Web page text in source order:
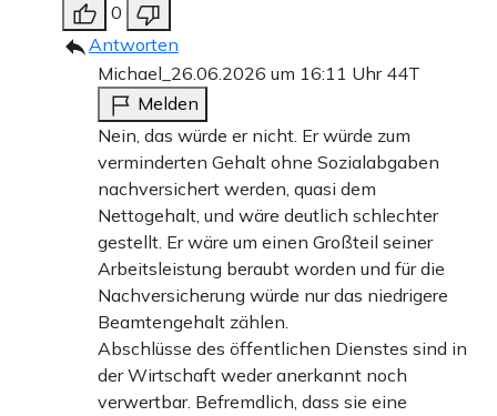
0
Antworten
Michael_ 26.06.2026 um 16:11 Uhr 44T
Melden
Nein, das würde er nicht. Er würde zum
verminderten Gehalt ohne Sozialabgaben
nachversichert werden, quasi dem
Nettogehalt, und wäre deutlich schlechter
gestellt. Er wäre um einen Großteil seiner
Arbeitsleistung beraubt worden und für die
Nachversicherung würde nur das niedrigere
Beamtengehalt zählen.
Abschlüsse des öffentlichen Dienstes sind in
der Wirtschaft weder anerkannt noch
verwertbar. Befremdlich, dass sie eine